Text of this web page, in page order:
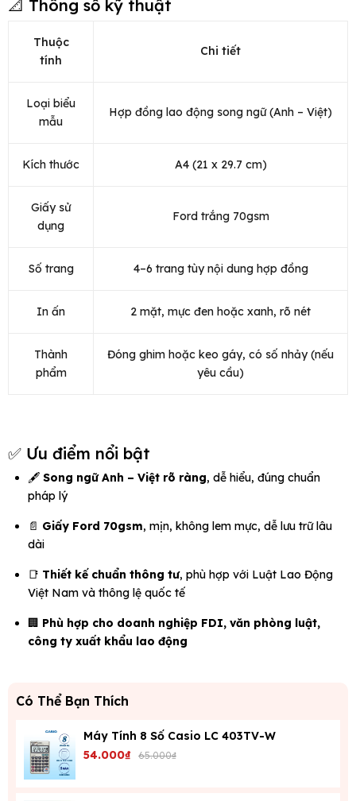
📐 Thông số kỹ thuật
Thuộc
tính
Chi tiết
Loại biểu
mẫu
Hợp đồng lao động song ngữ (Anh – Việt)
Kích thước A4 (21 x 29.7 cm)
Giấy sử
dụng
Ford trắng 70gsm
Số trang 4–6 trang tùy nội dung hợp đồng
In ấn 2 mặt, mực đen hoặc xanh, rõ nét
Thành
phẩm
Đóng ghim hoặc keo gáy, có số nhảy (nếu
yêu cầu)
✅ Ưu điểm nổi bật
🖋️ Song ngữ Anh – Việt rõ ràng, dễ hiểu, đúng chuẩn
pháp lý
📄 Giấy Ford 70gsm, mịn, không lem mực, dễ lưu trữ lâu
dài
📑 Thiết kế chuẩn thông tư, phù hợp với Luật Lao Động
Việt Nam và thông lệ quốc tế
🏢 Phù hợp cho doanh nghiệp FDI, văn phòng luật,
công ty xuất khẩu lao động
Có Thể Bạn Thích
Máy Tính 8 Số Casio LC 403TV-W
54.000₫ 65.000₫